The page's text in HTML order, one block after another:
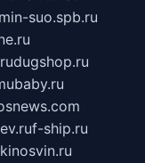
suo.spb.ru
dugshop.ru
f-ship.ru
kinosvin.ru